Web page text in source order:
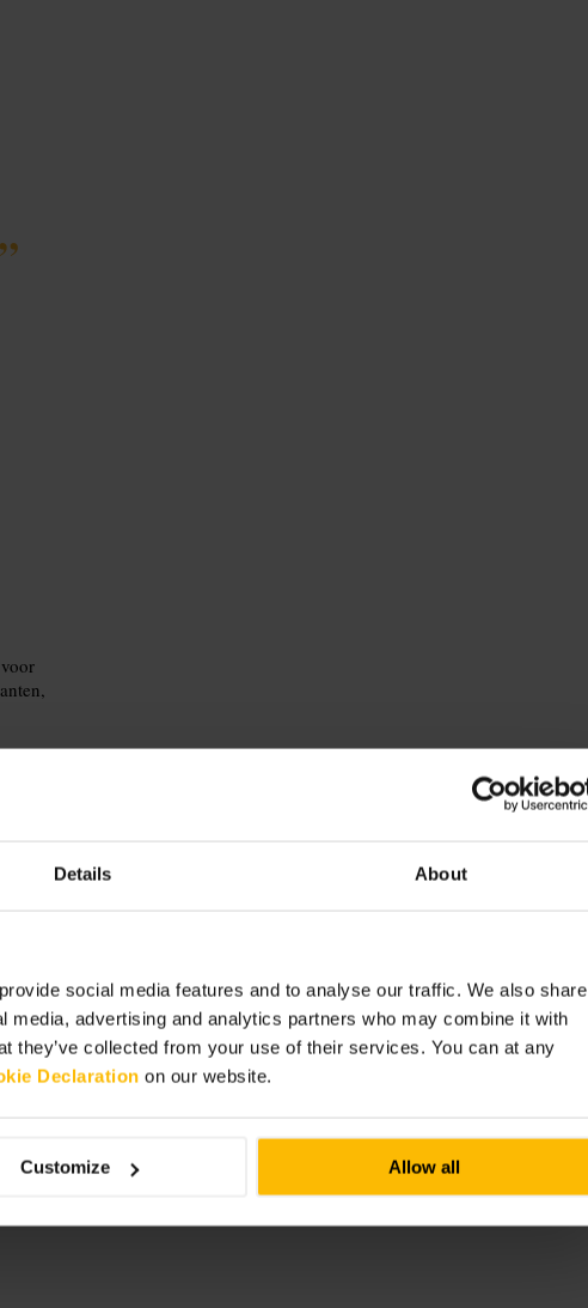
Details About
social media features and to analyse our traffic. We also share
media, advertising and analytics partners who may combine it with
they’ve collected from your use of their services. You can at any
Declaration on our website.
Customize Allow all
”
Geef
voor het